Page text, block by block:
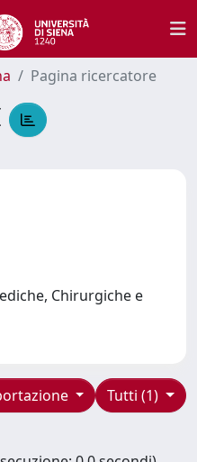
Pagina ricercatore
Chirurgiche e
Tutti (1)